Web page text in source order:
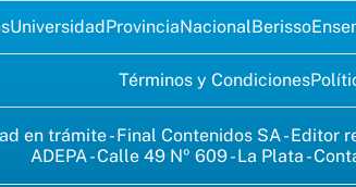
UniversidadProvinciaNacionalBerisso
Términos y Condiciones
en trámite - Final Contenidos SA - Editor
ADEPA - Calle 49 Nº 609 - La Plata -